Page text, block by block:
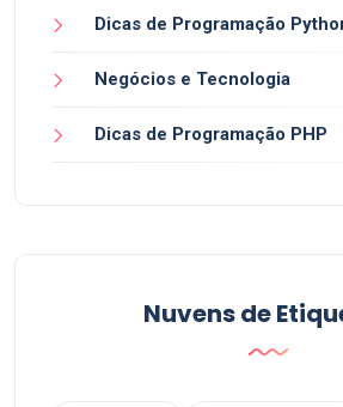
Dicas de Programação
Negócios e Tecnologia
Dicas de Programação PHP
Nuvens de